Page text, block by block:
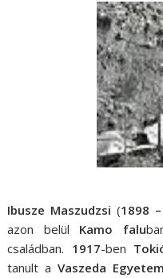
Ibusze Maszudzsi (1898
azon belül Kamo falu
családban. 1917-ben
tanult a Vaszeda Egyetem